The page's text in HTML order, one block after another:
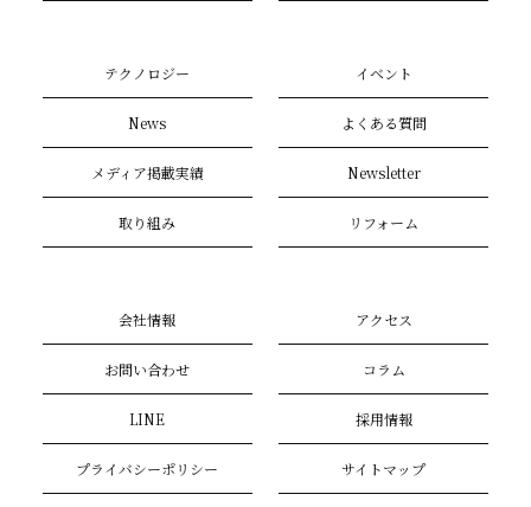
テクノロジー イベント
News よくある質問
メディア掲載実績 Newsletter
取り組み リフォーム
会社情報 アクセス
お問い合わせ コラム
LINE 採用情報
プライバシーポリシー サイトマップ